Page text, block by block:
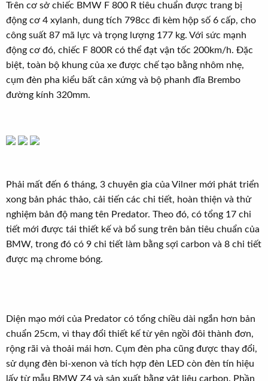
Trên cơ sở chiếc BMW F 800 R tiêu chuẩn được trang bị
động cơ 4 xylanh, dung tích 798cc đi kèm hộp số 6 cấp, cho
công suất 87 mã lực và trọng lượng 177 kg. Với sức mạnh
động cơ đó, chiếc F 800R có thể đạt vận tốc 200km/h. Đặc
biệt, toàn bộ khung của xe được chế tạo bằng nhôm nhẹ,
cụm đèn pha kiểu bất cân xứng và bộ phanh đĩa Brembo
đường kính 320mm.
Phải mất đến 6 tháng, 3 chuyên gia của Vilner mới phát triển
xong bản phác thảo, cải tiến các chi tiết, hoàn thiện và thử
nghiệm bản độ mang tên Predator. Theo đó, có tổng 17 chi
tiết mới được tái thiết kế và bổ sung trên bản tiêu chuẩn của
BMW, trong đó có 9 chi tiết làm bằng sợi carbon và 8 chi tiết
được mạ chrome bóng.
Diện mạo mới của Predator có tổng chiều dài ngắn hơn bản
chuẩn 25cm, vì thay đổi thiết kế từ yên ngồi đôi thành đơn,
rộng rãi và thoải mái hơn. Cụm đèn pha cũng được thay đổi,
sử dụng đèn bi-xenon và tích hợp đèn LED còn đèn tín hiệu
lấy từ mẫu BMW Z4 và sản xuất bằng vật liệu carbon. Phần